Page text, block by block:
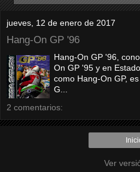
jueves, 12 de enero de 2017
Hang-On GP '96
Hang-On GP '96,
On GP '95 y en
como Hang-On GP,
G...
2 comentarios:
Ver